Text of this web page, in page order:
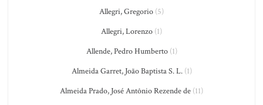
Allegri, Gregorio (5)
Allegri, Lorenzo (1)
Allende, Pedro Humberto(1)
Almeida Garret, João Baptista S. L.(1)
Almeida Prado, José Antônio Rezende de (11)